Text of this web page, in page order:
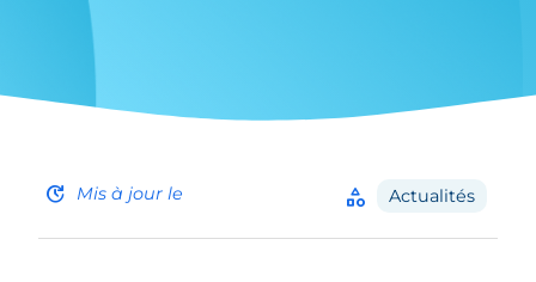
update Mis à jour le category Actualités